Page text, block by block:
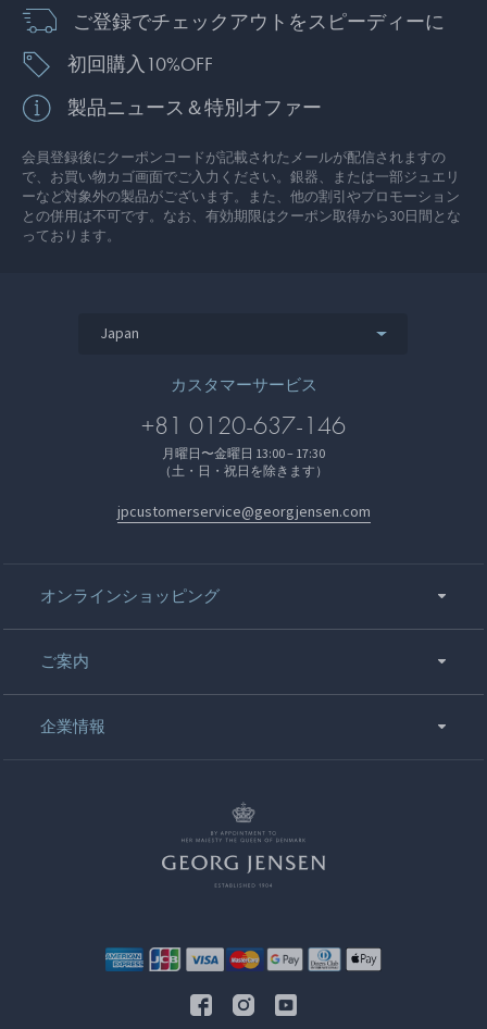
ご登録でチェックアウトをスピーディーに
初回購入10%OFF
製品ニュース＆特別オファー
会員登録後にクーポンコードが記載されたメールが配信されますの
で、お買い物カゴ画面でご入力ください。銀器、または一部ジュエリ
ーなど対象外の製品がございます。また、他の割引やプロモーション
との併用は不可です。なお、有効期限はクーポン取得から30日間とな
っております。
Japan
カスタマーサービス
+81 0120-637-146
月曜日〜金曜日 13:00 – 17:30
（土・日・祝日を除きます）
jpcustomerservice@georgjensen.com
オンラインショッピング
ご案内
企業情報